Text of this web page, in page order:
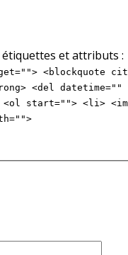
étiquettes et attributs :
<blockquote
<del
<ol start=""> <li>